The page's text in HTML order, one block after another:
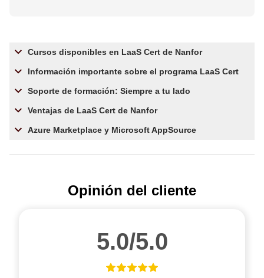
Cursos disponibles en LaaS Cert de Nanfor
Información importante sobre el programa LaaS Cert
Soporte de formación: Siempre a tu lado
Ventajas de LaaS Cert de Nanfor
Azure Marketplace y Microsoft AppSource
Opinión del cliente
5.0/5.0